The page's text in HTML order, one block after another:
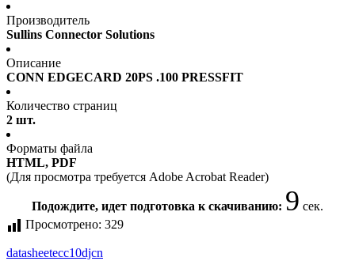
Производитель
Sullins Connector Solutions
Описание
CONN EDGECARD 20PS .100 PRESSFIT
Количество страниц
2 шт.
Форматы файла
HTML, PDF
(Для просмотра требуется Adobe Acrobat Reader)
Подождите, идет подготовка к скачиванию: 9 сек.
Просмотрено: 329
datasheetecc10djcn